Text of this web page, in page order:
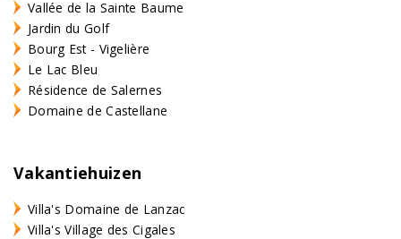
Vallée de la Sainte Baume
Jardin du Golf
Bourg Est - Vigelière
Le Lac Bleu
Résidence de Salernes
Domaine de Castellane
Vakantiehuizen
Villa's Domaine de Lanzac
Villa's Village des Cigales